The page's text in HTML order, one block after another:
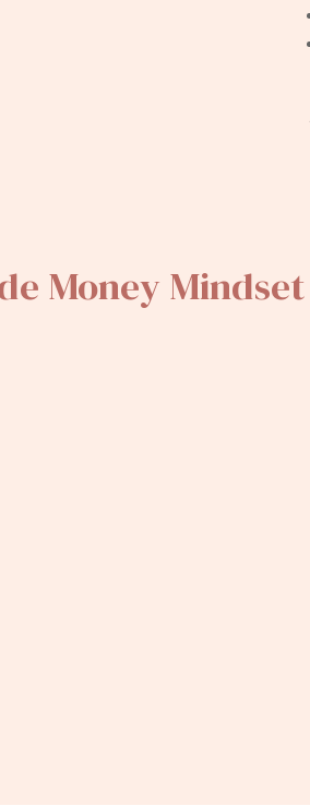
Money Mindset